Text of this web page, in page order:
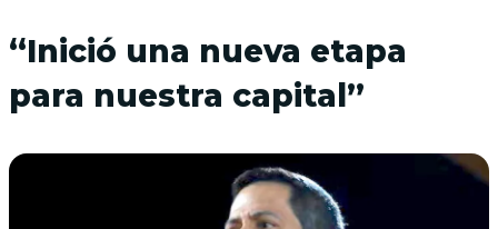
“Inició una nueva etapa
para nuestra capital”